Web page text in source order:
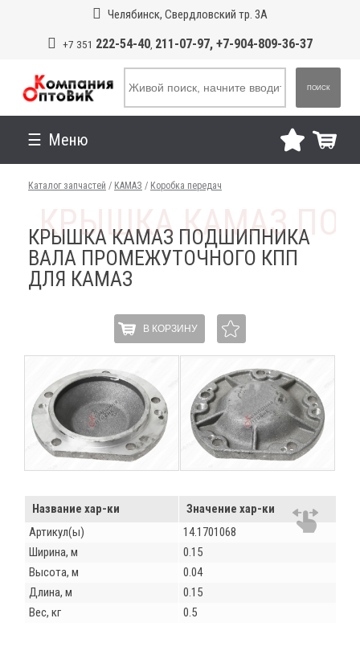
Челябинск, Свердловский тр. 3А
+7 351 222-54-40, 211-07-97, +7-904-809-36-37
ПОИСК
Меню
Каталог запчастей / КАМАЗ / Коробка передач
КРЫШКА КАМАЗ ПОДШИПНИКА
ВАЛА ПРОМЕЖУТОЧНОГО КПП
ДЛЯ КАМАЗ
В КОРЗИНУ
Название хар-ки
Значение хар-ки
Артикул(ы)
14.1701068
Ширина, м
0.15
Высота, м
0.04
Длина, м
0.15
Вес, кг
0.5